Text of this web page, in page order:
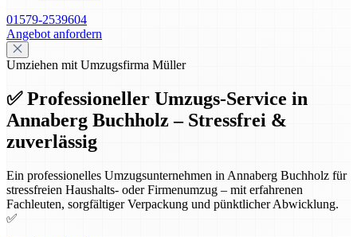
01579-2539604
Angebot anfordern
Umziehen mit Umzugsfirma Müller
✅ Professioneller Umzugs-Service in
Annaberg Buchholz – Stressfrei &
zuverlässig
Ein professionelles Umzugsunternehmen in Annaberg Buchholz für
stressfreien Haushalts- oder Firmenumzug – mit erfahrenen
Fachleuten, sorgfältiger Verpackung und pünktlicher Abwicklung.
✅